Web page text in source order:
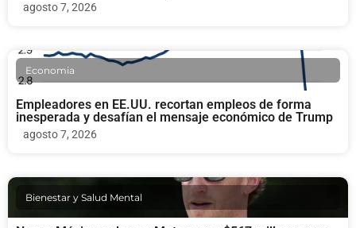
agosto 7, 2026
Economia
Empleadores en EE.UU. recortan empleos de forma
inesperada y desafían el mensaje económico de Trump
agosto 7, 2026
Bienestar y Salud Mental